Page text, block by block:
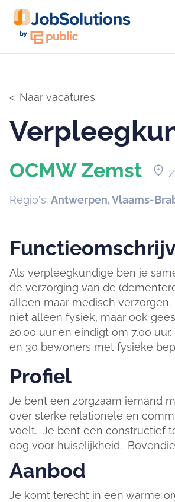
Naar vacatures
OCMW Zemst location_on
Regio's: Antwerpen, Vlaams-
Als verpleegkundige ben je
de verzorging van de
alleen maar medisch
niet alleen fysiek, maar ook
20.00 uur en eindigt om 7.00
en 30 bewoners met fysieke
Profiel
Je bent een zorgzaam iemand
over sterke relationele en
voelt. Je bent een constructief
oog voor huiselijkheid.
Aanbod
Je komt terecht in een warme